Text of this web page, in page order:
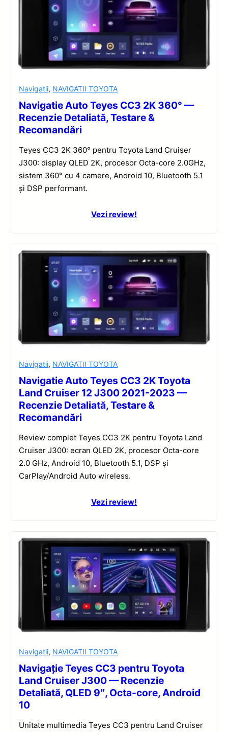
Navigatii, NAVIGATII TOYOTA
Navigatie Auto Teyes CC3 2K 360° —
Recenzie Detaliată, Testare &
Recomandări
Teyes CC3 2K 360° pentru Toyota Land Cruiser
J300: display QLED 2K, procesor Octa-core 2.0GHz,
sistem 360° cu 4 camere, Android 10, Bluetooth 5.1
și DSP performant.
Vezi review!
Navigatii, NAVIGATII TOYOTA
Navigatie Auto Teyes CC3 2K Toyota
Land Cruiser 12 J300 2021-2023 —
Recenzie Detaliată, Testare &
Recomandări
Review complet Teyes CC3 2K pentru Toyota Land
Cruiser J300: ecran QLED 2K, procesor Octa-core
2.0 GHz, Android 10, Bluetooth 5.1, DSP și
CarPlay/Android Auto wireless.
Vezi review!
Navigatii, NAVIGATII TOYOTA
Navigație Teyes CC3 pentru Toyota
Land Cruiser J300 — Recenzie
Detaliată, QLED 9″, Octa-core, Android
10
Unitate multimedia Teyes CC3 pentru Land Cruiser